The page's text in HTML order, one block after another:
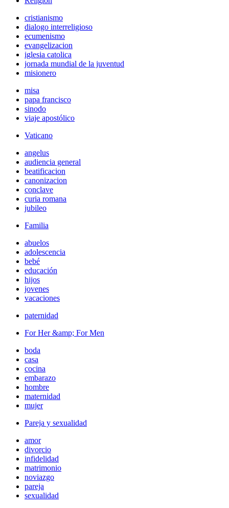
cristianismo
dialogo interreligioso
ecumenismo
evangelizacion
iglesia catolica
jornada mundial de la juventud
misionero
misa
papa francisco
sinodo
viaje apostólico
Vaticano
angelus
audiencia general
beatificacion
canonizacion
conclave
curia romana
jubileo
Familia
abuelos
adolescencia
bebé
educación
hijos
jovenes
vacaciones
paternidad
For Her &amp; For Men
boda
casa
cocina
embarazo
hombre
maternidad
mujer
Pareja y sexualidad
amor
divorcio
infidelidad
matrimonio
noviazgo
pareja
sexualidad